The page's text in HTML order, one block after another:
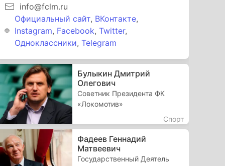
info@fclm.ru
Официальный сайт, ВКонтакте,
Instagram, Facebook, Twitter,
Одноклассники, Telegram
Булыкин Дмитрий
Олегович
Советник Президента ФК
«Локомотив»
Спорт
Фадеев Геннадий
Матвеевич
Государственный Деятель